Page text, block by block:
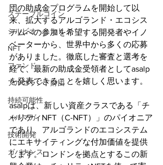
ステーブルコイン
シルビオ・ミカリ
NFT
ファンド
アルゴランド財団
持続可能性
メルマガ
技術開発
ガバナンス
団の助成金プログラムを開始して以
来、拡大するアルゴランド・エコシス
テムへの参加を希望する開発者やイノ
ベーターから、世界中から多くの応募
がありました。徹底した審査と選考を
経て、最新の助成金受領者としてasalp
を発表できることを嬉しく思います。
asalpは、新しい資産クラスである「チ
ャリティNFT（C-NFT）」のパイオニア
であり、アルゴランドのエコシステム
にエキサイティングな付加価値を提供
します。ロンドンを拠点とするこの新